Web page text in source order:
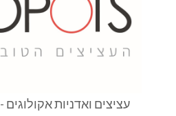
עציצים ואדניות אקולוגים -